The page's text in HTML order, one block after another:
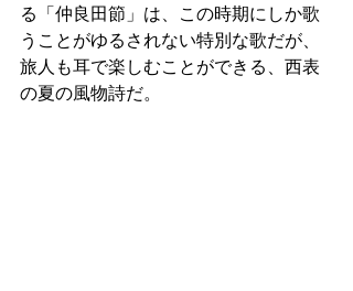
る「仲良田節」は、この時期にしか歌
うことがゆるされない特別な歌だが、
旅人も耳で楽しむことができる、西表
の夏の風物詩だ。